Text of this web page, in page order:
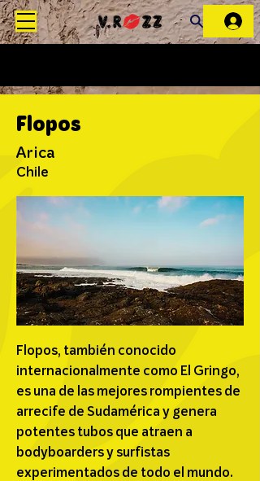
Flopos
Arica
Chile
Flopos, también conocido
internacionalmente como El Gringo,
es una de las mejores rompientes de
arrecife de Sudamérica y genera
potentes tubos que atraen a
bodyboarders y surfistas
experimentados de todo el mundo.